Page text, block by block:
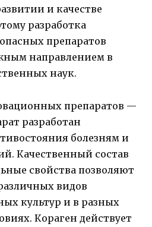
и качестве
разработка
препаратов
направлением в
наук.
препаратов —
разработан
болезням и
Качественный состав
свойства позволяют
видов
культур и в разных
Кораген действует